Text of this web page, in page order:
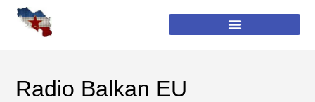
Radio Balkan EU